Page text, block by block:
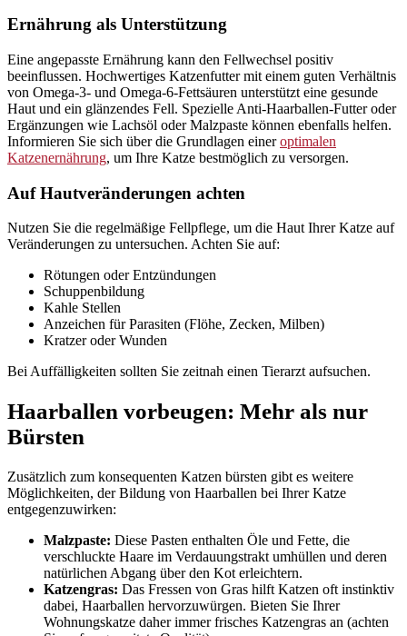
Ernährung als Unterstützung
Eine angepasste Ernährung kann den Fellwechsel positiv
beeinflussen. Hochwertiges Katzenfutter mit einem guten Verhältnis
von Omega-3- und Omega-6-Fettsäuren unterstützt eine gesunde
Haut und ein glänzendes Fell. Spezielle Anti-Haarballen-Futter oder
Ergänzungen wie Lachsöl oder Malzpaste können ebenfalls helfen.
Informieren Sie sich über die Grundlagen eineroptimalen
Katzenernährung, um Ihre Katze bestmöglich zu versorgen.
Auf Hautveränderungen achten
Nutzen Sie die regelmäßige Fellpflege, um die Haut Ihrer Katze auf
Veränderungen zu untersuchen. Achten Sie auf:
Rötungen oder Entzündungen
Schuppenbildung
Kahle Stellen
Anzeichen für Parasiten (Flöhe, Zecken, Milben)
Kratzer oder Wunden
Bei Auffälligkeiten sollten Sie zeitnah einen Tierarzt aufsuchen.
Haarballen vorbeugen: Mehr als nur
Bürsten
Zusätzlich zum konsequenten Katzen bürsten gibt es weitere
Möglichkeiten, der Bildung von Haarballen bei Ihrer Katze
entgegenzuwirken:
Malzpaste: Diese Pasten enthalten Öle und Fette, die
verschluckte Haare im Verdauungstrakt umhüllen und deren
natürlichen Abgang über den Kot erleichtern.
Katzengras: Das Fressen von Gras hilft Katzen oft instinktiv
dabei, Haarballen hervorzuwürgen. Bieten Sie Ihrer
Wohnungskatze daher immer frisches Katzengras an (achten